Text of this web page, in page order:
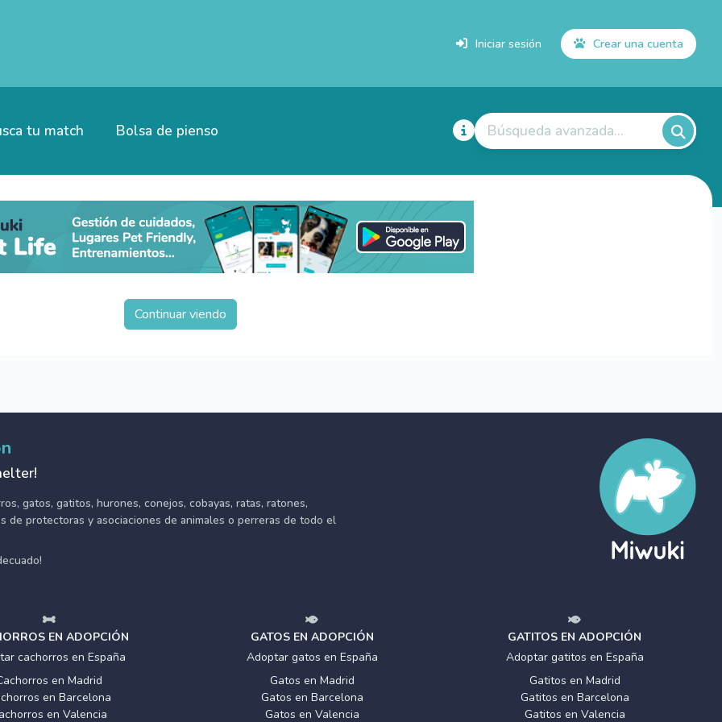
Iniciar sesión Crear una cuenta
tu match Bolsa de pienso Búsqueda avanzada...
Continuar viendo
gatos, gatitos, hurones, conejos, cobayas, ratas, ratones,
de protectoras y asociaciones de animales o perreras de todo el
EN ADOPCIÓN
cachorros en España
en Madrid
en Barcelona
en Valencia
GATOS EN ADOPCIÓN
Adoptar gatos en España
Gatos en Madrid
Gatos en Barcelona
Gatos en Valencia
GATITOS EN ADOPCIÓN
Adoptar gatitos en España
Gatitos en Madrid
Gatitos en Barcelona
Gatitos en Valencia